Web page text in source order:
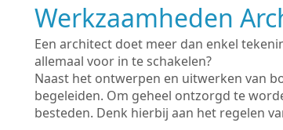
Werkzaamheden
Een architect doet meer dan enkel
allemaal voor in te schakelen?
Naast het ontwerpen en uitwerken van
begeleiden. Om geheel ontzorgd te
besteden. Denk hierbij aan het regelen